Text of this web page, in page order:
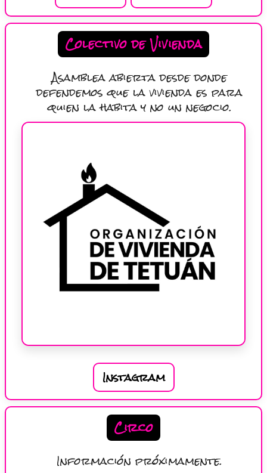
Colectivo de Vivienda
Asamblea abierta desde donde
defendemos que la vivienda es para
quien la habita y no un negocio.
Instagram
Circo
Información próximamente.